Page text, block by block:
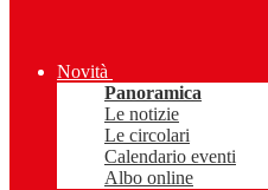
Novità
Panoramica
Le notizie
Le circolari
Calendario eventi
Albo online